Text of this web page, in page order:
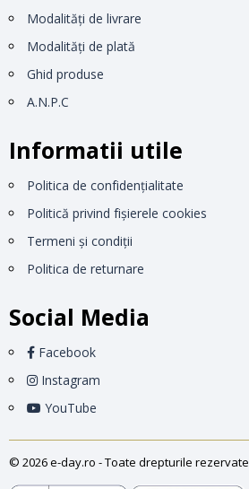
Modalităţi de livrare
Modalităţi de plată
Ghid produse
A.N.P.C
Informatii utile
Politica de confidențialitate
Politică privind fișierele cookies
Termeni și condiții
Politica de returnare
Social Media
Facebook
Instagram
YouTube
© 2026 e-day.ro - Toate drepturile rezervate